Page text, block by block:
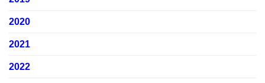
2020
2021
2022